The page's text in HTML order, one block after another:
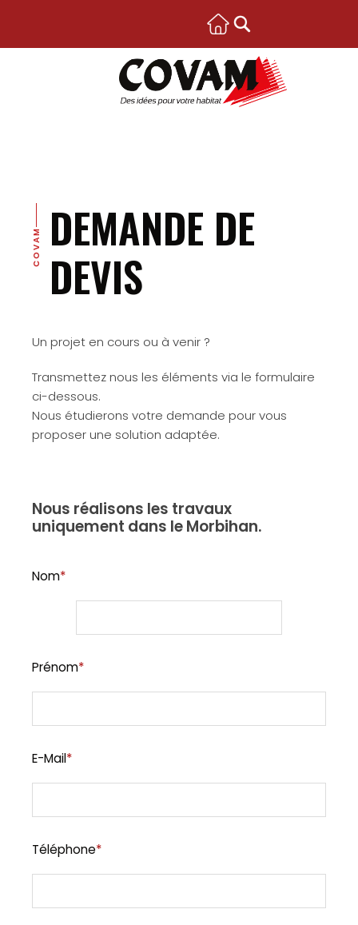
COVAM DEMANDE DE
DEVIS
Un projet en cours ou à venir ?
Transmettez nous les éléments via le formulaire
ci-dessous.
Nous étudierons votre demande pour vous
proposer une solution adaptée.
Nous réalisons les travaux
uniquement dans le Morbihan.
Nom*
Prénom*
E-Mail*
Téléphone*